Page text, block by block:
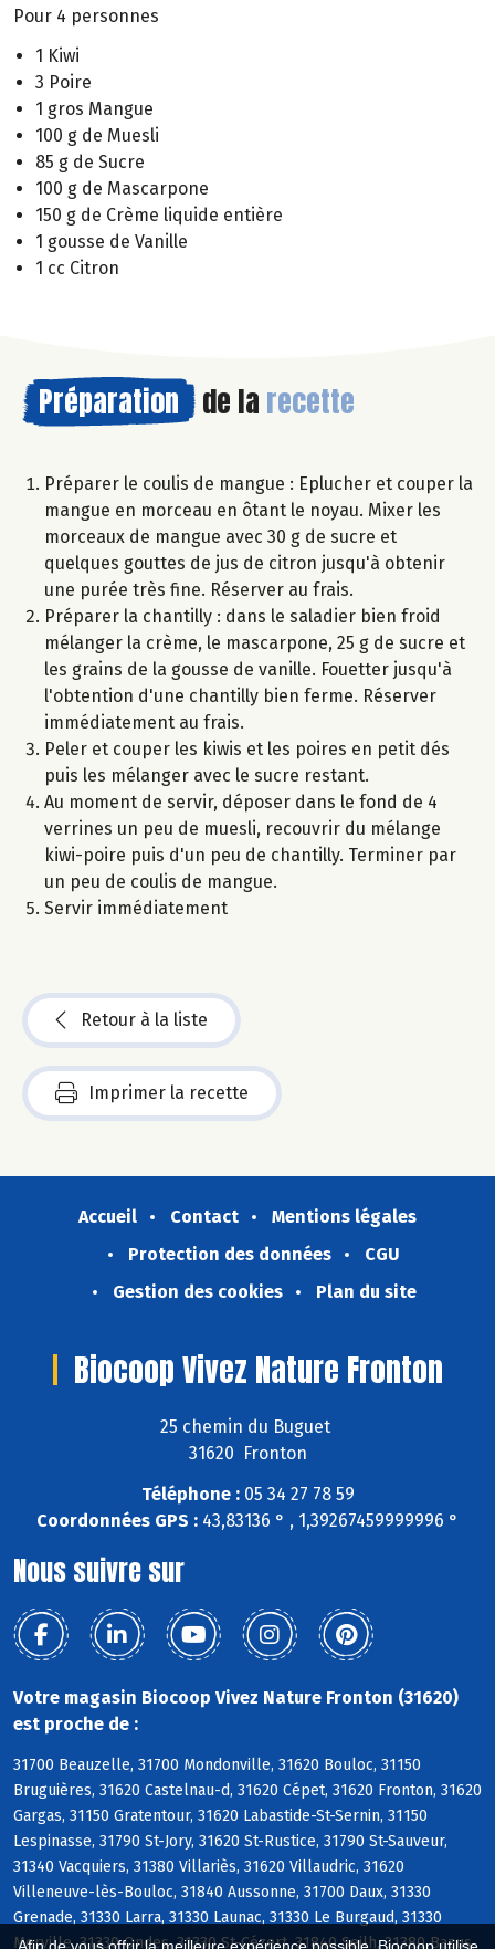
Pour 4 personnes
1 Kiwi
3 Poire
1 gros Mangue
100 g de Muesli
85 g de Sucre
100 g de Mascarpone
150 g de Crème liquide entière
1 gousse de Vanille
1 cc Citron
Préparation de la recette
Préparer le coulis de mangue : Eplucher et couper la
mangue en morceau en ôtant le noyau. Mixer les
morceaux de mangue avec 30 g de sucre et
quelques gouttes de jus de citron jusqu'à obtenir
une purée très fine. Réserver au frais.
Préparer la chantilly : dans le saladier bien froid
mélanger la crème, le mascarpone, 25 g de sucre et
les grains de la gousse de vanille. Fouetter jusqu'à
l'obtention d'une chantilly bien ferme. Réserver
immédiatement au frais.
Peler et couper les kiwis et les poires en petit dés
puis les mélanger avec le sucre restant.
Au moment de servir, déposer dans le fond de 4
verrines un peu de muesli, recouvrir du mélange
kiwi-poire puis d'un peu de chantilly. Terminer par
un peu de coulis de mangue.
Servir immédiatement
Retour à la liste
Imprimer la recette
Accueil Contact
Mentions légales
Protection des données
CGU
Gestion des cookies
Plan du site
Biocoop Vivez Nature Fronton
25 chemin du Buguet
31620 Fronton
Téléphone :05 34 27 78 59
Coordonnées GPS : 43,83136 ° , 1,39267459999996 °
Nous suivre sur
Votre magasin Biocoop Vivez Nature Fronton (31620)
est proche de :
31700 Beauzelle, 31700 Mondonville, 31620 Bouloc, 31150
Bruguières, 31620 Castelnau-d, 31620 Cépet, 31620 Fronton, 31620
Gargas, 31150 Gratentour, 31620 Labastide-St-Sernin, 31150
Lespinasse, 31790 St-Jory, 31620 St-Rustice, 31790 St-Sauveur,
31340 Vacquiers, 31380 Villariès, 31620 Villaudric, 31620
Villeneuve-lès-Bouloc, 31840 Aussonne, 31700 Daux, 31330
Grenade, 31330 Larra, 31330 Launac, 31330 Le Burgaud, 31330
Merville, 31330 Ondes, 31330 St-Cézert, 31840 Seilh, 31380 Bazus,